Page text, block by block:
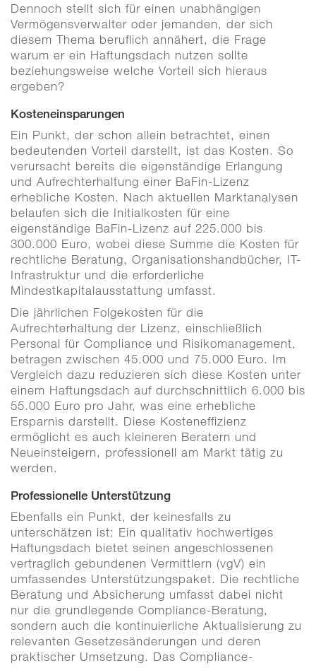
Dennoch stellt sich für einen unabhängigen
Vermögensverwalter oder jemanden, der sich
diesem Thema beruflich annähert, die Frage
warum er ein Haftungsdach nutzen sollte
beziehungsweise welche Vorteil sich hieraus
ergeben?
Kosteneinsparungen
Ein Punkt, der schon allein betrachtet, einen
bedeutenden Vorteil darstellt, ist das Kosten. So
verursacht bereits die eigenständige Erlangung
und Aufrechterhaltung einer BaFin-Lizenz
erhebliche Kosten. Nach aktuellen Marktanalysen
belaufen sich die Initialkosten für eine
eigenständige BaFin-Lizenz auf 225.000 bis
300.000 Euro, wobei diese Summe die Kosten für
rechtliche Beratung, Organisationshandbücher, IT-
Infrastruktur und die erforderliche
Mindestkapitalausstattung umfasst.
Die jährlichen Folgekosten für die
Aufrechterhaltung der Lizenz, einschließlich
Personal für Compliance und Risikomanagement,
betragen zwischen 45.000 und 75.000 Euro. Im
Vergleich dazu reduzieren sich diese Kosten unter
einem Haftungsdach auf durchschnittlich 6.000 bis
55.000 Euro pro Jahr, was eine erhebliche
Ersparnis darstellt. Diese Kosteneffizienz
ermöglicht es auch kleineren Beratern und
Neueinsteigern, professionell am Markt tätig zu
werden.
Professionelle Unterstützung
Ebenfalls ein Punkt, der keinesfalls zu
unterschätzen ist: Ein qualitativ hochwertiges
Haftungsdach bietet seinen angeschlossenen
vertraglich gebundenen Vermittlern (vgV) ein
umfassendes Unterstützungspaket. Die rechtliche
Beratung und Absicherung umfasst dabei nicht
nur die grundlegende Compliance-Beratung,
sondern auch die kontinuierliche Aktualisierung zu
relevanten Gesetzesänderungen und deren
praktischer Umsetzung. Das Compliance-